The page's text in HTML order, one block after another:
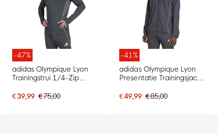
-47%
adidas Olympique Lyon
Trainingstrui 1/4-Zip
Goud Rood Blauw
€ 39,99 € 75,00
-41%
adidas Olympique Lyon
Presentatie Trainingsjack
Goud Rood Blauw
€ 49,99 € 85,00